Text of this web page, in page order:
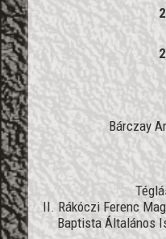
Bárczay
II. Rákóczi Ferenc
Baptista Általános